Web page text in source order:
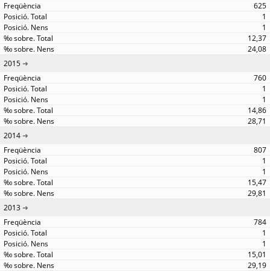
625
1
1
12,37
24,08
2015
760
1
1
14,86
28,71
2014
807
1
1
15,47
29,81
2013
784
1
1
15,01
29,19